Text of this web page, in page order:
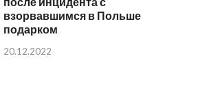
взорвавшимся в Польше
подарком
20.12.2022